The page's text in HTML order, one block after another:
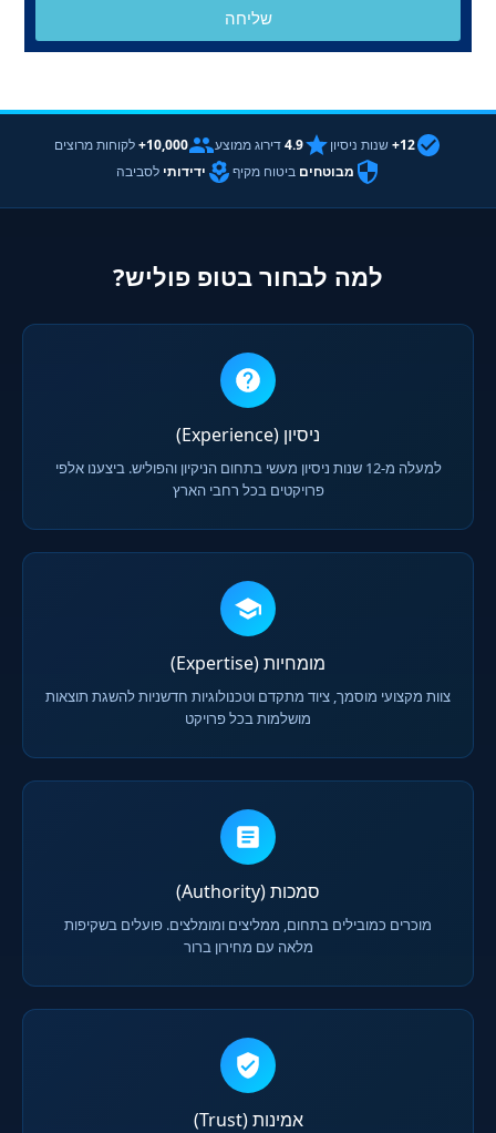
שליחה
12+ שנות ניסיון 4.9דירוג ממוצע 10,000+
לקוחות מרוצים
מבוטחים ביטוח מקיף ידידותי לסביבה
למה לבחור בטופ פוליש?
ניסיון (Experience)
למעלה מ-12 שנות ניסיון מעשי בתחום הניקיון והפוליש. ביצענו אלפי
פרויקטים בכל רחבי הארץ
מומחיות (Expertise)
צוות מקצועי מוסמך, ציוד מתקדם וטכנולוגיות חדשניות להשגת תוצאות
מושלמות בכל פרויקט
סמכות (Authority)
מוכרים כמובילים בתחום, ממליצים ומומלצים. פועלים בשקיפות
מלאה עם מחירון ברור
אמינות (Trust)